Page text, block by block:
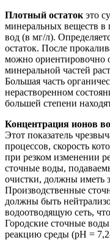
Плотный остаток это
минеральных веществ в
вод (в мг/л).
остаток. После
можно ориентировочно
минеральной частей
Большая часть
нерастворенном
большей степени
Концентрация ионов
Этот показатель
процессов, скорость
при резком изменении
сточные воды,
очистки, должны иметь
Производственные
должны быть
водоотводящую сеть,
Городские сточные
реакцию среды (рН =